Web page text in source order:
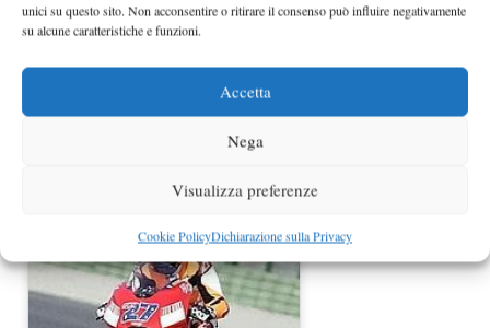
unici su questo sito. Non acconsentire o ritirare il consenso può influire negativamente
su alcune caratteristiche e funzioni.
Accetta
Nega
Visualizza preferenze
Cookie PolicyDichiarazione sulla Privacy
Phillip Island